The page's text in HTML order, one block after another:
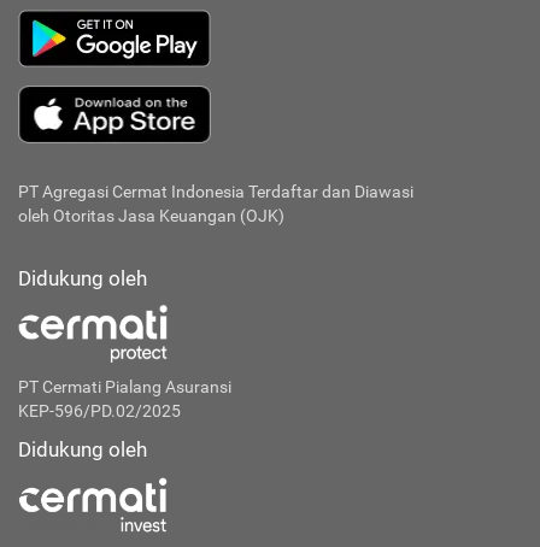
PT Agregasi Cermat Indonesia Terdaftar dan Diawasi
oleh Otoritas Jasa Keuangan (OJK)
Didukung oleh
PT Cermati Pialang Asuransi
KEP-596/PD.02/2025
Didukung oleh